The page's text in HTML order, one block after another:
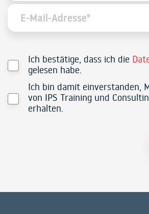
Ich bestätige, dass ich die
gelesen habe.
Ich bin damit einverstanden,
von IPS Training und
erhalten.